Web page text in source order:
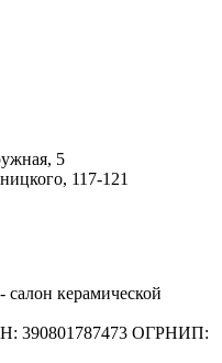
5
117-121
керамической
390801787473 ОГРНИП: